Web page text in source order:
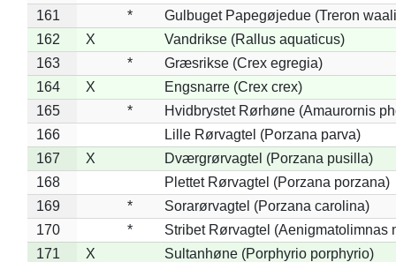
161
*
Gulbuget Papegøjedue (Treron
162
X
Vandrikse (Rallus aquaticus)
163
*
Græsrikse (Crex egregia)
164
X
Engsnarre (Crex crex)
165
*
Hvidbrystet Rørhøne (Amaurornis
166
Lille Rørvagtel (Porzana parva)
167
X
Dværgrørvagtel (Porzana pusilla)
168
Plettet Rørvagtel (Porzana porzana)
169
*
Sorarørvagtel (Porzana carolina)
170
*
Stribet Rørvagtel (Aenigmatolimnas
171
X
Sultanhøne (Porphyrio porphyrio)